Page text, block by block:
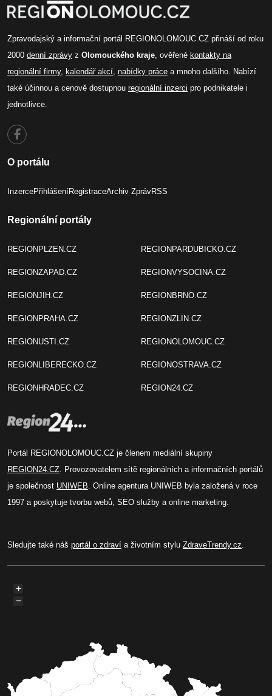
Zpravodajský a informační portál REGIONOLOMOUC.CZ přináší od roku
2000 denní zprávy z Olomouckého kraje , ověřené kontakty na
regionální firmy, kalendář akcí nabídky práce a mnoho dalšího. Nabízí
také účinnou a cenově dostupnou regionální inzerci pro podnikatele i
jednotlivce.
O portálu
InzercePřihlášeníRegistraceArchiv ZprávRSS
Regionální portály
REGIONPLZEN.CZ
REGIONZAPAD.CZ
REGIONJIH.CZ
REGIONPRAHA.CZ
REGIONUSTI.CZ
REGIONLIBERECKO.CZ
REGIONHRADEC.CZ
REGIONPARDUBICKO.CZ
REGIONVYSOCINA.CZ
REGIONBRNO.CZ
REGIONZLIN.CZ
REGIONOLOMOUC.CZ
REGIONOSTRAVA.CZ
REGION24.CZ
Portál REGIONOLOMOUC.CZ je členem mediální skupiny
REGION24.CZ . Provozovatelem sítě regionálních a informačních portálů
je společnost UNIWEB . Online agentura UNIWEB byla založená v roce
1997 a poskytuje tvorbu webů, SEO služby a online marketing.
Sledujte také náš portál o zdraví a životním stylu ZdraveTrendy.cz
+
−